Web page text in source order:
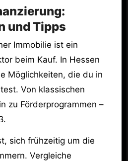
und Tipps
Immobilie ist ein
beim Kauf. In Hessen
Möglichkeiten, die du in
Von klassischen
zu Förderprogrammen –
sich frühzeitig um die
Vergleiche